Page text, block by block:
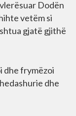
Dodën
vetëm si
gjatë gjithë
dhe frymëzoi
dhe